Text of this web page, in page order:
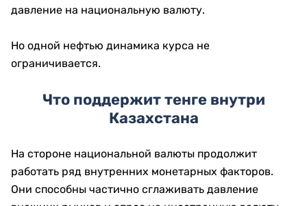
давление на национальную валюту.
Но одной нефтью динамика курса не
ограничивается.
Что поддержит тенге внутри
Казахстана
На стороне национальной валюты продолжит
работать ряд внутренних монетарных факторов.
Они способны частично сглаживать давление